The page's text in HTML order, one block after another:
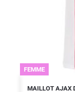
FEMME
MAILLOT AJAX
Le
Le
Ce